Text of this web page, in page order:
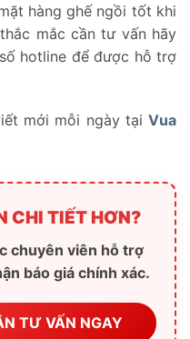
hàng ghế ngồi tốt khi
mắc cần tư vấn hãy
hotline để được hỗ trợ
mới mỗi ngày tại Vua
CHI TIẾT HƠN?
chuyên viên hỗ trợ
báo giá chính xác.
TƯ VẤN NGAY